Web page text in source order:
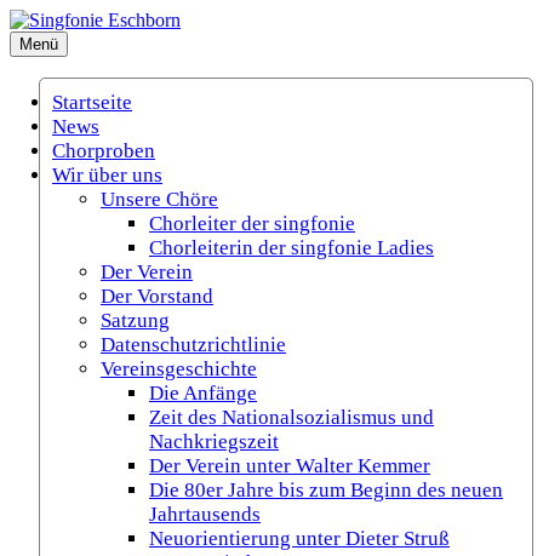
Zum
Inhalt
springen
Singfonie Eschborn
(Gemischter Chor Eschborn e.V.)
Menü
Startseite
News
Chorproben
Wir über uns
Unsere Chöre
Chorleiter der singfonie
Chorleiterin der singfonie Ladies
Der Verein
Der Vorstand
Satzung
Datenschutzrichtlinie
Vereinsgeschichte
Die Anfänge
Zeit des Nationalsozialismus und
Nachkriegszeit
Der Verein unter Walter Kemmer
Die 80er Jahre bis zum Beginn des neuen
Jahrtausends
Neuorientierung unter Dieter Struß